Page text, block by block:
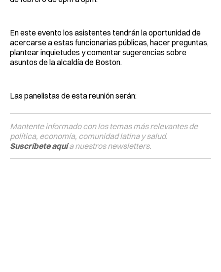
En este evento los asistentes tendrán la oportunidad de
acercarse a estas funcionarias públicas, hacer preguntas,
plantear inquietudes y comentar sugerencias sobre
asuntos de la alcaldía de Boston.
Las panelistas de esta reunión serán:
Mantente informado con los temas más relevantes de
política, economía, comunidad latina y salud.
Suscríbete aquía nuestros newsletters.